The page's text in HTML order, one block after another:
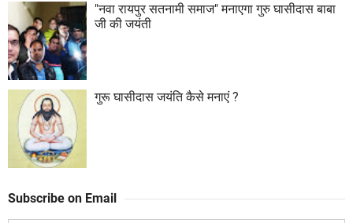
"नवा रायपुर सतनामी समाज" मनाएगा गुरु घासीदास बाबा
जी की जयंती
गुरू घासीदास जयंति कैसे मनाएं ?
Subscribe on Email